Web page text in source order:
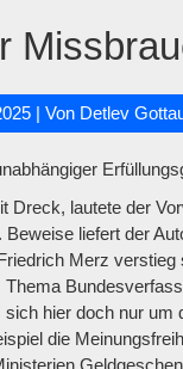
| Von Detlev
Dreck, lautete der
liefert der
Merz
hier doch nur
die